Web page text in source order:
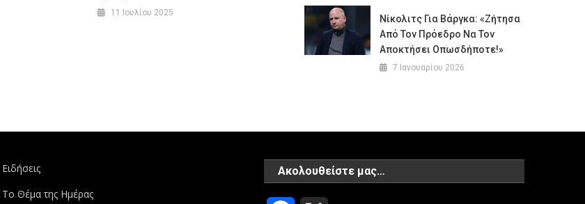
11 Ιουλίου 2025
Νίκολιτς Για Βάργκα: «Ζήτησα
Από Τον Πρόεδρο Να Τον
Αποκτήσει Οπωσδήποτε!»
7 Ιανουαρίου 2026
Ειδήσεις
Το Θέμα της Ημέρας
Ακολουθείστε μας…